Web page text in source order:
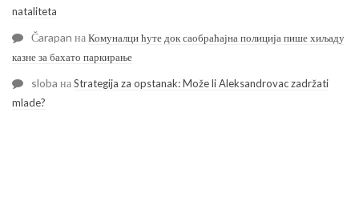
nataliteta
Čarapan наКомуналци ћуте док саобраћајна полиција пише хиљаду
казне за бахато паркирање
sloba наStrategija za opstanak: Može li Aleksandrovac zadržati
mlade?